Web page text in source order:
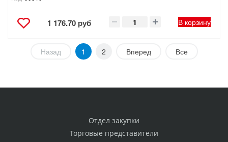
1 176.70 руб В корзину
Назад 1 2 Вперед Все
Отдел закупки
Торговые представители